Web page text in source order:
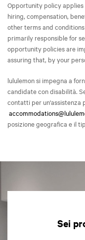
Opportunity policy
hiring, compensation,
other terms and
primarily responsible for
opportunity policies are
assuring that, by your
lululemon si impegna a
candidate con disabilità.
contatti per un'assistenza
posizione geografica e il
Sei